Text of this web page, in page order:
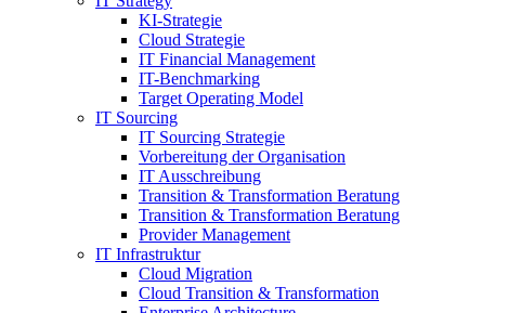
KI-Strategie
Cloud Strategie
IT Financial Management
IT-Benchmarking
Target Operating Model
IT Sourcing
IT Sourcing Strategie
Vorbereitung der Organisation
IT Ausschreibung
Transition & Transformation Beratung
Transition & Transformation Beratung
Provider Management
IT Infrastruktur
Cloud Migration
Cloud Transition & Transformation